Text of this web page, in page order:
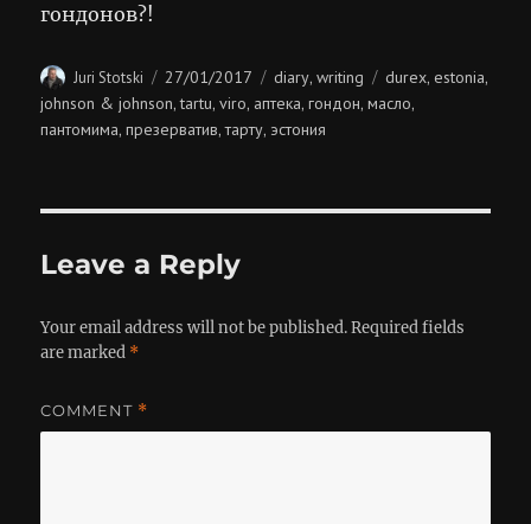
гондонов?!
Author
Juri Stotski
Posted
on
27/01/2017 Categories
diary,writing Tags
durex,estonia,
johnson & johnson,tartu,viro, аптека,гондон,масло,
пантомима,презерватив,тарту, эстония
Leave a Reply
Your email address will not be published. Required fields
are marked *
COMMENT *